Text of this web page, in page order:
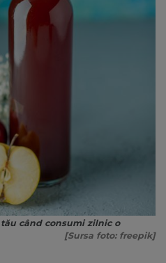
când consumi zilnic o
[Sursa foto: freepik]